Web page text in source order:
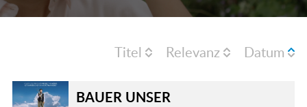
Titel Relevanz Datum
BAUER UNSER